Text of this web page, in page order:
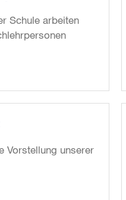
Schule arbeiten
Vorstellung unserer